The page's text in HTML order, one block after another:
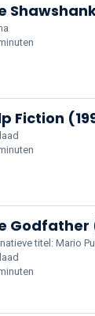
Fiction
Godfather
titel: Mario